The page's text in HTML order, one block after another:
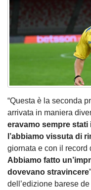
“Questa è la seconda
arrivata in maniera
eravamo sempre
l’abbiamo vissuta di
giornata e con il record
Abbiamo fatto
dovevano stravincere
dell’edizione barese